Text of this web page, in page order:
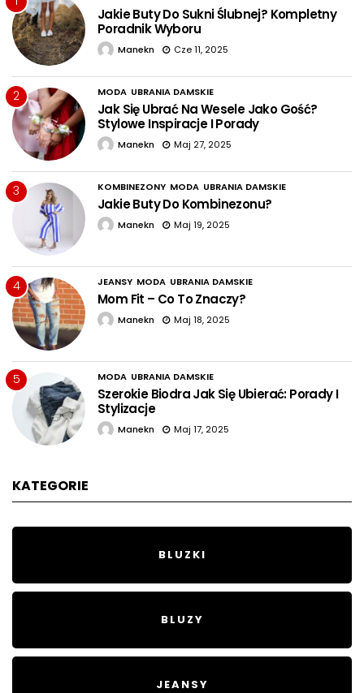
Jakie Buty Do Sukni Ślubnej? Kompletny
Poradnik Wyboru
Manekn Cze 11, 2025
2 MODA UBRANIA DAMSKIE
Jak Się Ubrać Na Wesele Jako Gość?
Stylowe Inspiracje I Porady
Manekn Maj 27, 2025
3 KOMBINEZONY MODA UBRANIA DAMSKIE
Jakie Buty Do Kombinezonu?
Manekn Maj 19, 2025
4 JEANSY MODA UBRANIA DAMSKIE
Mom Fit – Co To Znaczy?
Manekn Maj 18, 2025
5 MODA UBRANIA DAMSKIE
Szerokie Biodra Jak Się Ubierać: Porady I
Stylizacje
Manekn Maj 17, 2025
KATEGORIE
BLUZKI
BLUZY
JEANSY